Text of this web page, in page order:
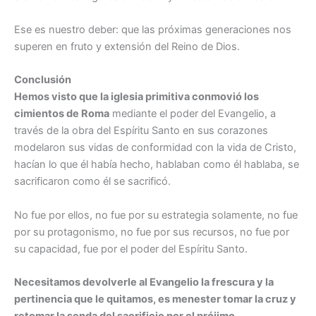
Ese es nuestro deber: que las próximas generaciones nos
superen en fruto y extensión del Reino de Dios.
Conclusión
Hemos visto que la iglesia primitiva conmovió los
cimientos de Roma mediante el poder del Evangelio, a
través de la obra del Espíritu Santo en sus corazones
modelaron sus vidas de conformidad con la vida de Cristo,
hacían lo que él había hecho, hablaban como él hablaba, se
sacrificaron como él se sacrificó.
No fue por ellos, no fue por su estrategia solamente, no fue
por su protagonismo, no fue por sus recursos, no fue por
su capacidad, fue por el poder del Espíritu Santo.
Necesitamos devolverle al Evangelio la frescura y la
pertinencia que le quitamos, es menester tomar la cruz y